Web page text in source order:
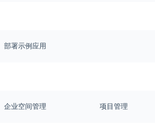
部署示例应用
企业空间管理 项目管理